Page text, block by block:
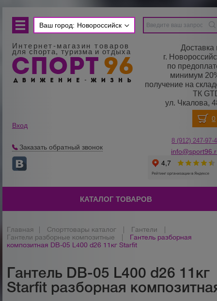
Ваш город: Новороссийск
Интернет-магазин товаров
для спорта, туризма и отдыха
Доставка
г.
по
минимум
получение на
ТК
ул. Чкалова,
Вход
Заказать обратный звонок
8 (912) 247-97-
КАТАЛОГ ТОВАРОВ
Главная Спорттовары каталог Гантели
Гантели разборные композитные
Гантель разборная
композитная DB-05 L400 d26 11кг Starfit
Гантель DB-05 L400 d26 11кг
Starfit разборная